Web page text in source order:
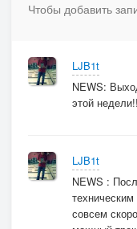
Чтобы добавить
LJB1t
NEWS:
этой
LJB1t
NEWS :
совсем